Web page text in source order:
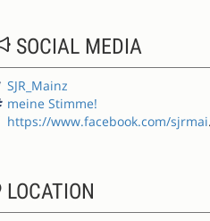
SOCIAL MEDIA
SJR_Mainz
meine Stimme!
https://www.facebook.com/sjrmainz/
LOCATION